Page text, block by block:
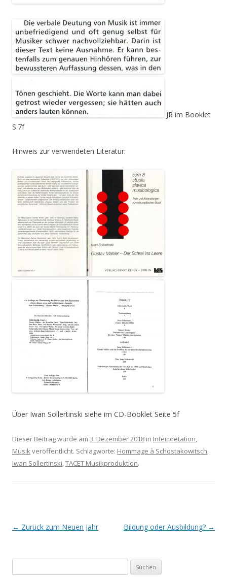
JR im Booklet
S.7f
Hinweis zur verwendeten Literatur:
Über Iwan Sollertinski siehe im CD-Booklet Seite 5f
Dieser Beitrag wurde am 3. Dezember 2018 in Interpretation,
Musikveröffentlicht. Schlagworte: Hommage à Schostakowitsch,
Iwan Sollertinski,TACET Musikproduktion.
Beitrags-
← Zurück zum Neuen Jahr Bildung oder Ausbildung? →
u